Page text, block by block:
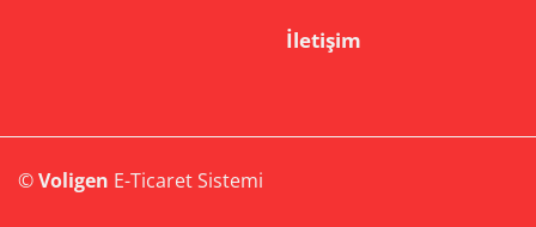
İletişim
©Voligen E-Ticaret Sistemi